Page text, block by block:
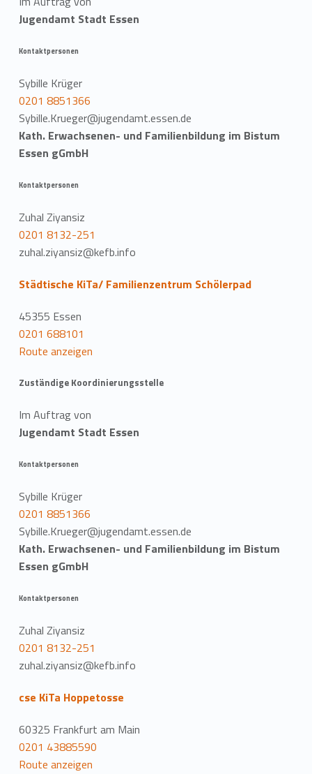
Jugendamt Stadt Essen
Kontaktpersonen
Sybille Krüger
0201 8851366
Sybille.Krueger@jugendamt.essen.de
Kath. Erwachsenen- und Familienbildung im Bistum
Essen gGmbH
Kontaktpersonen
Zuhal Ziyansiz
0201 8132-251
zuhal.ziyansiz@kefb.info
Städtische KiTa/ Familienzentrum Schölerpad
45355 Essen
0201 688101
Route anzeigen
Zuständige Koordinierungsstelle
Im Auftrag von
Jugendamt Stadt Essen
Kontaktpersonen
Sybille Krüger
0201 8851366
Sybille.Krueger@jugendamt.essen.de
Kath. Erwachsenen- und Familienbildung im Bistum
Essen gGmbH
Kontaktpersonen
Zuhal Ziyansiz
0201 8132-251
zuhal.ziyansiz@kefb.info
cse KiTa Hoppetosse
60325 Frankfurt am Main
0201 43885590
Route anzeigen